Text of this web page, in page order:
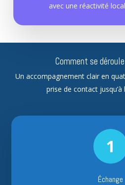
avec une réactivité
Comment se
Un accompagnement clair en
prise de contact jusqu’à
1
Échange